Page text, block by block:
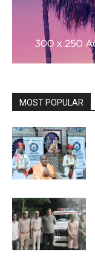
MOST POPULAR